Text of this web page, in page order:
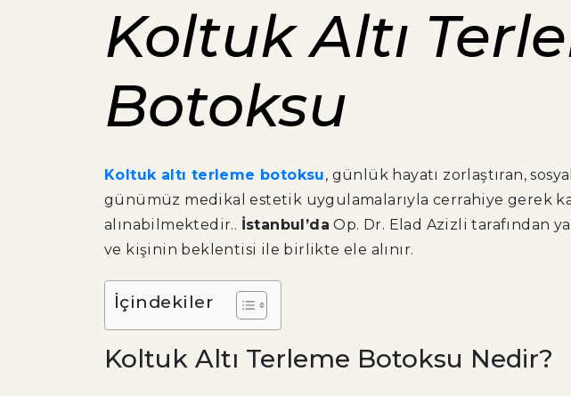
Koltuk Altı
Botoksu
Koltuk altı terleme botoksu, günlük hayatı zorlaştıran,
günümüz medikal estetik uygulamalarıyla cerrahiye gerek
alınabilmektedir.. İstanbul’da Op. Dr. Elad Azizli tarafından
ve kişinin beklentisi ile birlikte ele alınır.
İçindekiler
Koltuk Altı Terleme Botoksu Nedir?